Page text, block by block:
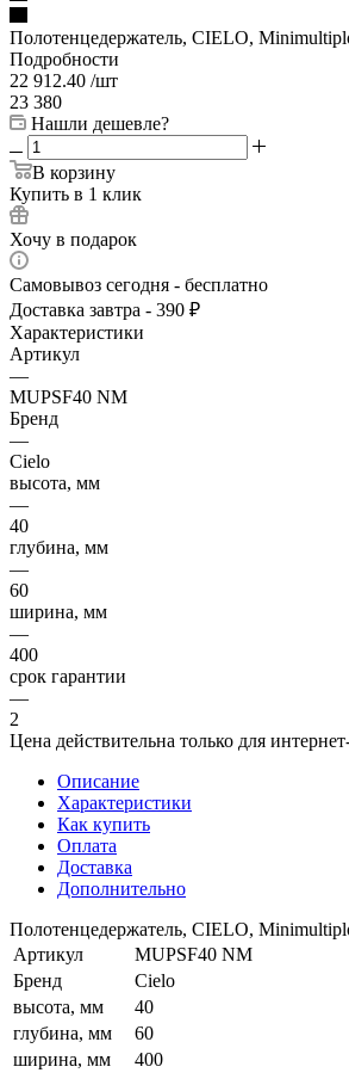
Полотенцедержатель, CIELO,
Подробности
22 912.40 /шт
23 380
Нашли дешевле?
В корзину
Купить в 1 клик
Хочу в подарок
Самовывоз сегодня - бесплатно
Доставка завтра - 390 ₽
Характеристики
Артикул
—
MUPSF40 NM
Бренд
—
Cielo
высота, мм
—
40
глубина, мм
—
60
ширина, мм
—
400
срок гарантии
—
2
Цена действительна только для
Описание
Характеристики
Как купить
Оплата
Доставка
Дополнительно
Полотенцедержатель, CIELO,
Артикул
MUPSF40 NM
Бренд
Cielo
высота, мм
40
глубина, мм
60
ширина, мм
400